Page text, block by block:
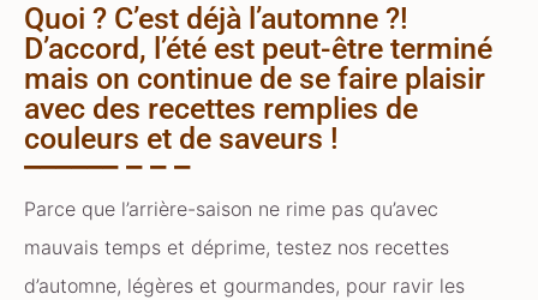
Quoi ? C’est déjà l’automne ?!
D’accord, l’été est peut-être terminé
mais on continue de se faire plaisir
avec des recettes remplies de
couleurs et de saveurs !
Parce que l’arrière-saison ne rime pas qu’avec
mauvais temps et déprime, testez nos recettes
d’automne, légères et gourmandes, pour ravir les